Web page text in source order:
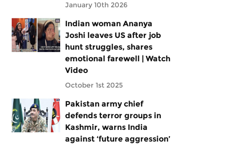
January 10th 2026
Indian woman Ananya
Joshi leaves US after job
hunt struggles, shares
emotional farewell | Watch
Video
October 1st 2025
Pakistan army chief
defends terror groups in
Kashmir, warns India
against ‘future aggression’